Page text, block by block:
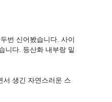
번 신어봤습니다. 사이
니다. 등산화 내부랑 밑
서 생긴 자연스러운 스